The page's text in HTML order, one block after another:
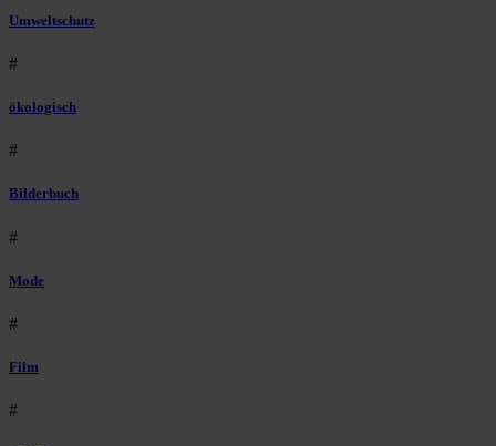
Umweltschutz
#
ökologisch
#
Bilderbuch
#
Mode
#
Film
#